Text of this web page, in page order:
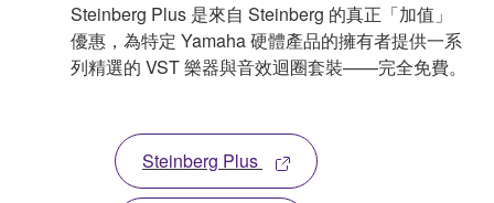
Steinberg Plus 是來自 Steinberg 的真正「加值」
優惠，為特定 Yamaha 硬體產品的擁有者提供一系
列精選的 VST 樂器與音效迴圈套裝——完全免費。
Steinberg Plus